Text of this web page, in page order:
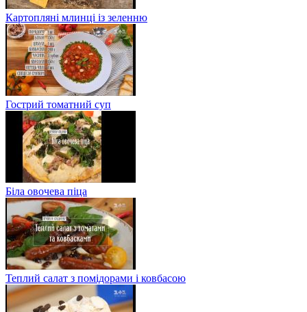
Картопляні млинці із зеленню
Гострий томатний суп
Біла овочева піца
Теплий салат з помідорами і ковбасою